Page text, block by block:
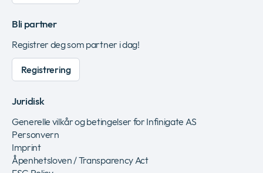
Bli partner
Registrer deg som partner i dag!
Registrering
Juridisk
Generelle vilkår og betingelser for Infinigate AS
Personvern
Imprint
Åpenhetsloven / Transparency Act